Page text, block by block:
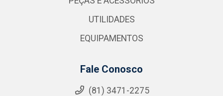
UTILIDADES
EQUIPAMENTOS
Fale Conosco
(81) 3471-2275